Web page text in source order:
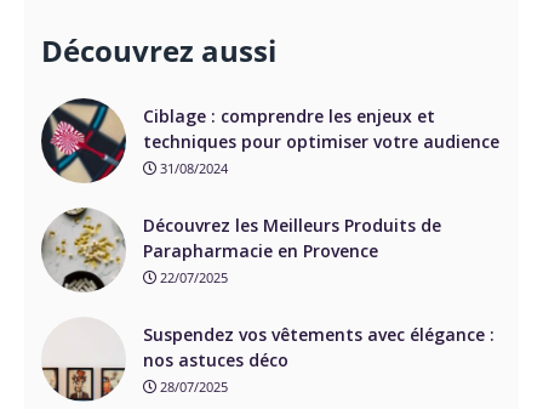
Découvrez aussi
Ciblage : comprendre les enjeux et
techniques pour optimiser votre audience
31/08/2024
Découvrez les Meilleurs Produits de
Parapharmacie en Provence
22/07/2025
Suspendez vos vêtements avec élégance :
nos astuces déco
28/07/2025